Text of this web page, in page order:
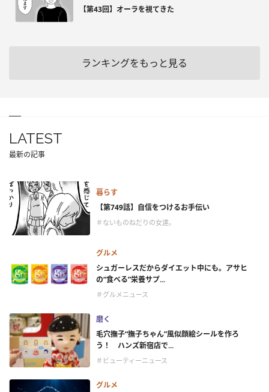
【第43回】オーラを視てきた
ランキングをもっと見る
LATEST
最新の記事
暮らす
【第749話】自信をつけるお手伝い
＃ないものねだりの女達。
グルメ
シュガーレスだからダイエット中にも。アサヒ
の“食べる”栄養サプ...
＃グルメニュース
磨く
毛穴撫子“撫子ちゃん”風似顔絵シールを作ろ
う！ ハンズ新宿店で...
＃ビューティーニュース
グルメ